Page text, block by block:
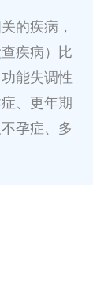
的疾病，
疾病）比
能失调性
、更年期
孕症、多